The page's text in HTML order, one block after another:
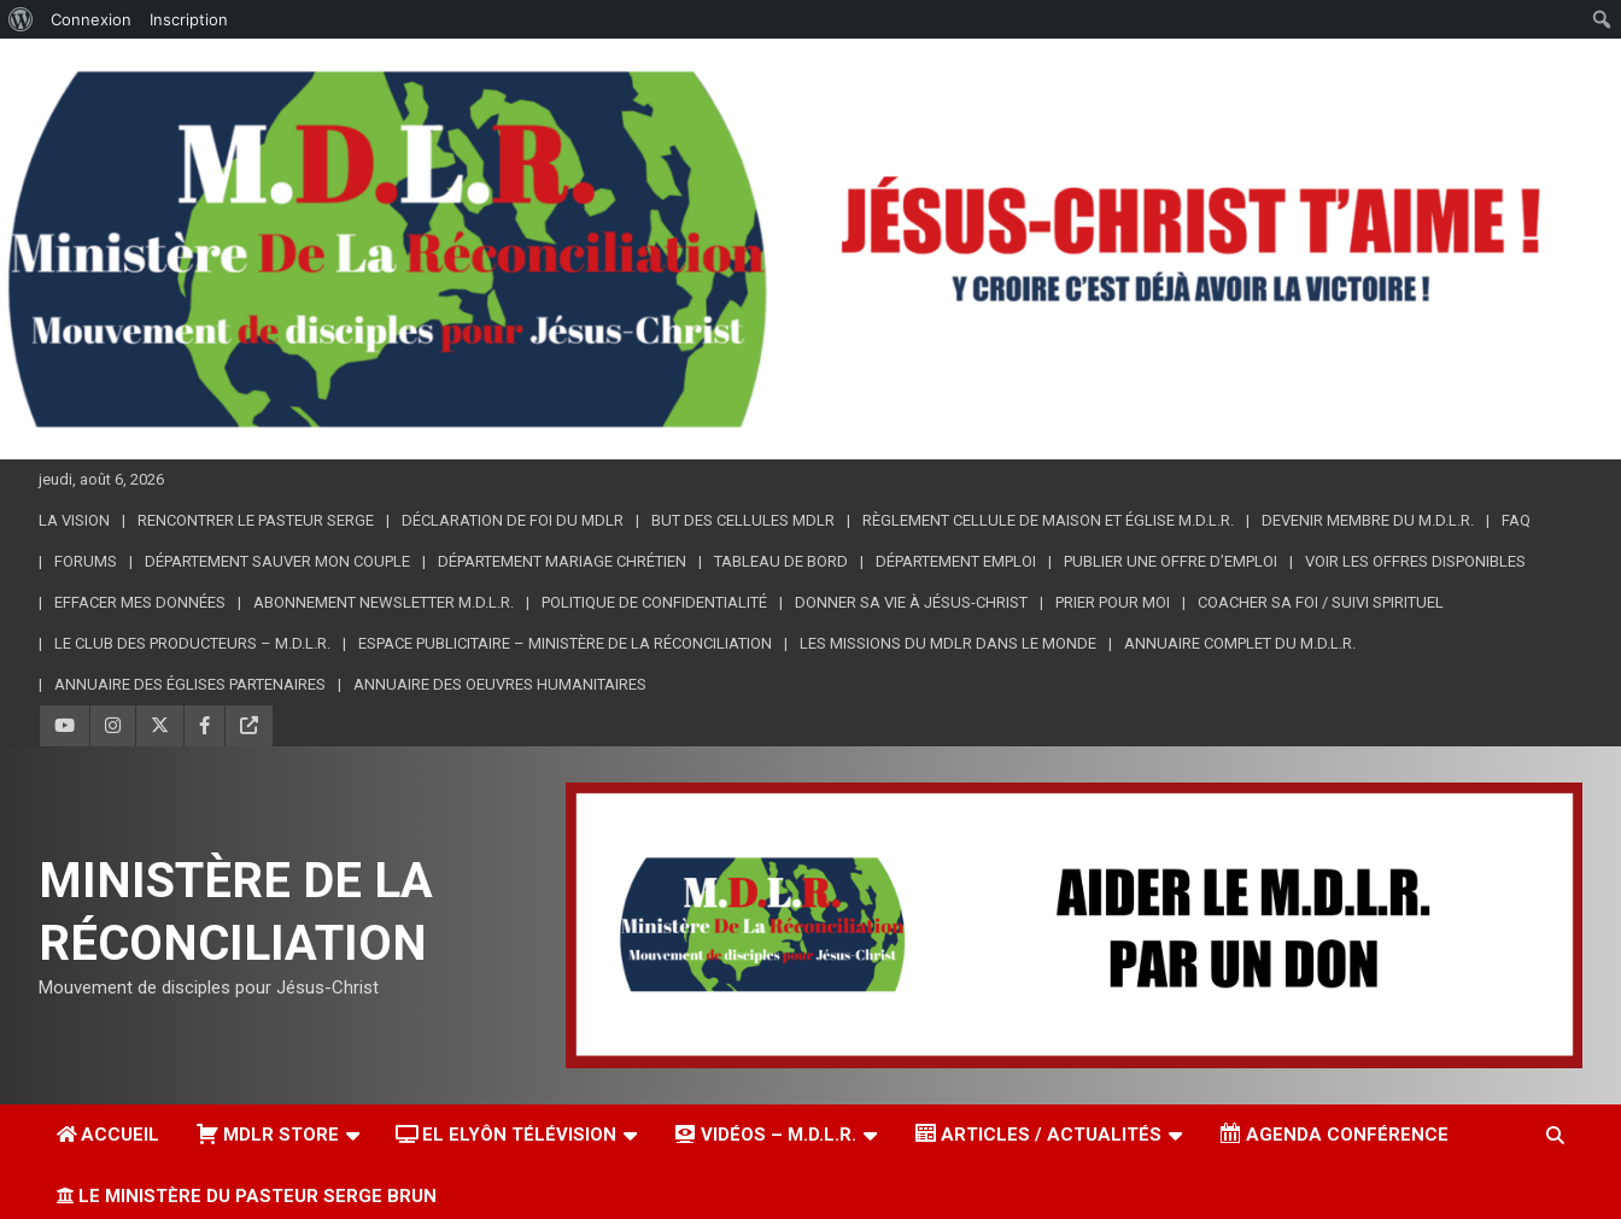
WordPress
Connexion Inscription
contenu
jeudi, août 6, 2026
LA VISION RENCONTRER LE PASTEUR SERGE DÉCLARATION DE FOI DU MDLR BUT DES CELLULES MDLR RÈGLEMENT CELLULE DE MAISON ET ÉGLISE M.D.L.R. DEVENIR MEMBRE DU M.D.L.R. FAQ
FORUMS DÉPARTEMENT SAUVER MON COUPLE DÉPARTEMENT MARIAGE CHRÉTIEN TABLEAU DE BORD DÉPARTEMENT EMPLOI PUBLIER UNE OFFRE D’EMPLOI VOIR LES OFFRES DISPONIBLES
EFFACER MES DONNÉES ABONNEMENT NEWSLETTER M.D.L.R. POLITIQUE DE CONFIDENTIALITÉ DONNER SA VIE À JÉSUS-CHRIST PRIER POUR MOI COACHER SA FOI / SUIVI SPIRITUEL
LE CLUB DES PRODUCTEURS – M.D.L.R. ESPACE PUBLICITAIRE – MINISTÈRE DE LA RÉCONCILIATION LES MISSIONS DU MDLR DANS LE MONDE ANNUAIRE COMPLET DU M.D.L.R.
ANNUAIRE DES ÉGLISES PARTENAIRES ANNUAIRE DES OEUVRES HUMANITAIRES
MINISTÈRE DE LA
RÉCONCILIATION
Mouvement de disciples pour Jésus-Christ
ACCUEIL MDLR STORE EL ELYÔN TÉLÉVISION VIDÉOS – M.D.L.R. ARTICLES / ACTUALITÉS AGENDA CONFÉRENCE
LE MINISTÈRE DU PASTEUR SERGE BRUN